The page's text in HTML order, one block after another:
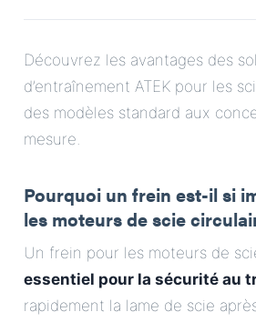
Nom de l'entreprise
E-Mail
Adresse
Découvrez les avantages des
d’entraînement ATEK pour les
des modèles standard aux
mesure.
Pourquoi un frein est-il si
les moteurs de scie
Un frein pour les moteurs de
essentiel pour la sécurité au
rapidement la lame de scie